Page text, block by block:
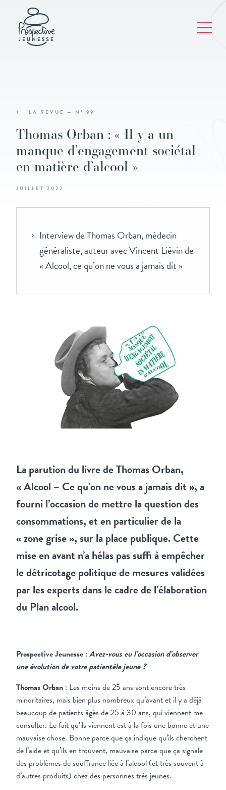
LA REVUE — N° 99
Thomas Orban : « Il y a un
manque d’engagement sociétal
en matière d’alcool »
JUILLET 2022
Interview de Thomas Orban, médecin
généraliste, auteur avec Vincent Liévin de
« Alcool, ce qu’on ne vous a jamais dit »
La parution du livre de Thomas Orban,
« Alcool – Ce qu’on ne vous a jamais dit », a
fourni l’occasion de mettre la question des
consommations, et en particulier de la
« zone grise », sur la place publique. Cette
mise en avant n’a hélas pas suffi à empêcher
le détricotage politique de mesures validées
par les experts dans le cadre de l’élaboration
du Plan alcool.
Prospective Jeunesse :Avez-vous eu l’occasion d’observer
une évolution de votre patientèle jeune ?
Thomas Orban : Les moins de 25 ans sont encore très
minoritaires, mais bien plus nombreux qu’avant et il y a déjà
beaucoup de patients âgés de 25 à 30 ans, qui viennent me
consulter. Le fait qu’ils viennent est à la fois une bonne et une
mauvaise chose. Bonne parce que ça indique qu’ils cherchent
de l’aide et qu’ils en trouvent, mauvaise parce que ça signale
des problèmes de souffrance liée à l’alcool (et très souvent à
d’autres produits) chez des personnes très jeunes.